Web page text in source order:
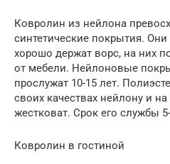
Ковролин из нейлона
синтетические покрытия.
хорошо держат ворс, на них
от мебели. Нейлоновые
прослужат 10-15 лет.
своих качествах нейлону и
жестковат. Срок его службы
Ковролин в гостиной